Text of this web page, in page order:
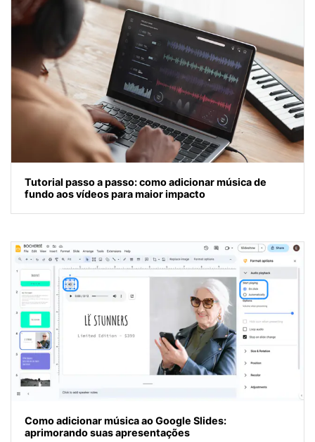
Tutorial passo a passo: como adicionar música de
fundo aos vídeos para maior impacto
Como adicionar música ao Google Slides:
aprimorando suas apresentações